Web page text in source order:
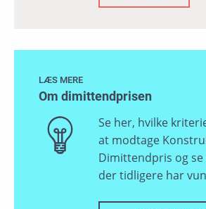
LÆS MERE
Om dimittendprisen
Se her, hvilke
at modtage
Dimittendpris og se
der tidligere har